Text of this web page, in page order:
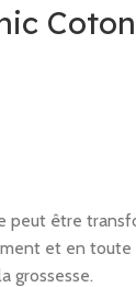
peut être
et en toute
grossesse.